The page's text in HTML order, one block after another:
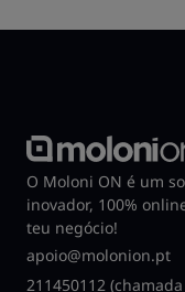
O Moloni ON é um
inovador, 100%
teu negócio!
apoio@molonion.pt
211450112